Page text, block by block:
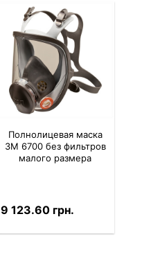
Полнолицевая маска
3M 6700 без фильтров
малого размера
9 123.60 грн.